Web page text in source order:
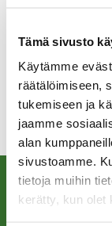
Tämä sivusto
Käytämme
räätälöimiseen,
tukemiseen ja
jaamme
alan
sivustoamme.
tietoja muihin
kerätty, kun olet